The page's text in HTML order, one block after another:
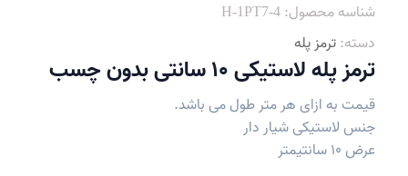
شناسه محصول: H-1PT7-4
دسته:ترمز پله
ترمز پله لاستیکی 10 سانتی بدون چسب
قیمت به ازای هر متر طول می باشد.
جنس لاستیکی شیار دار
عرض 10 سانتیمتر